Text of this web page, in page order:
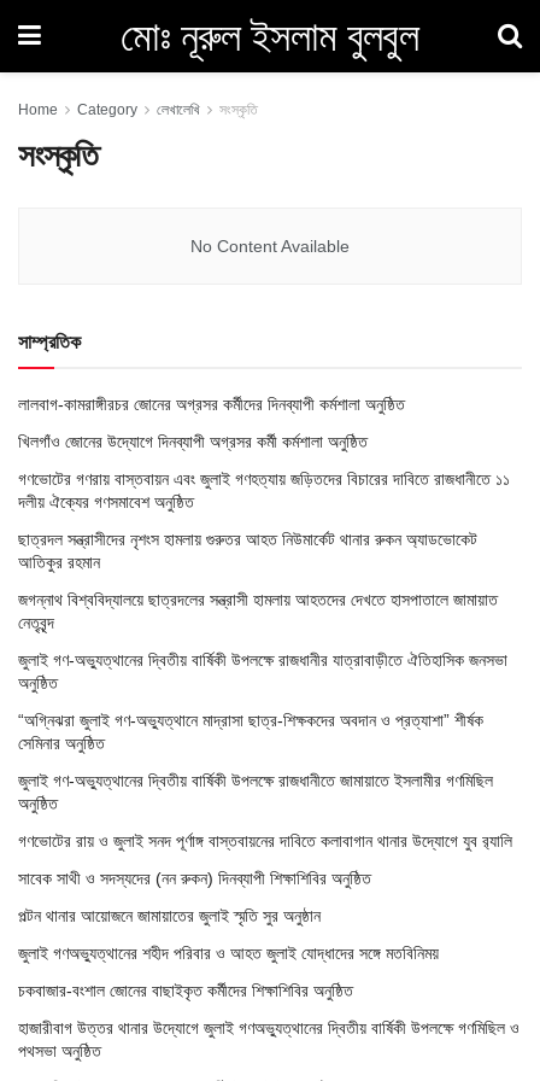
মোঃ নূরুল ইসলাম বুলবুল
Home Category লেখালেখি সংস্কৃতি
সংস্কৃতি
No Content Available
সাম্প্রতিক
লালবাগ-কামরাঙ্গীরচর জোনের অগ্রসর কর্মীদের দিনব্যাপী কর্মশালা অনুষ্ঠিত
খিলগাঁও জোনের উদ্যোগে দিনব্যাপী অগ্রসর কর্মী কর্মশালা অনুষ্ঠিত
গণভোটের গণরায় বাস্তবায়ন এবং জুলাই গণহত্যায় জড়িতদের বিচারের দাবিতে রাজধানীতে ১১
দলীয় ঐক্যের গণসমাবেশ অনুষ্ঠিত
ছাত্রদল সন্ত্রাসীদের নৃশংস হামলায় গুরুতর আহত নিউমার্কেট থানার রুকন অ্যাডভোকেট
আতিকুর রহমান
জগন্নাথ বিশ্ববিদ্যালয়ে ছাত্রদলের সন্ত্রাসী হামলায় আহতদের দেখতে হাসপাতালে জামায়াত
নেতৃবৃন্দ
জুলাই গণ-অভ্যুত্থানের দ্বিতীয় বার্ষিকী উপলক্ষে রাজধানীর যাত্রাবাড়ীতে ঐতিহাসিক জনসভা
অনুষ্ঠিত
“অগ্নিঝরা জুলাই গণ-অভ্যুত্থানে মাদ্রাসা ছাত্র-শিক্ষকদের অবদান ও প্রত্যাশা” শীর্ষক
সেমিনার অনুষ্ঠিত
জুলাই গণ-অভ্যুত্থানের দ্বিতীয় বার্ষিকী উপলক্ষে রাজধানীতে জামায়াতে ইসলামীর গণমিছিল
অনুষ্ঠিত
গণভোটের রায় ও জুলাই সনদ পূর্ণাঙ্গ বাস্তবায়নের দাবিতে কলাবাগান থানার উদ্যোগে যুব র‌্যালি
সাবেক সাথী ও সদস্যদের (নন রুকন) দিনব্যাপী শিক্ষাশিবির অনুষ্ঠিত
পল্টন থানার আয়োজনে জামায়াতের জুলাই স্মৃতি সুর অনুষ্ঠান
জুলাই গণঅভ্যুত্থানের শহীদ পরিবার ও আহত জুলাই যোদ্ধাদের সঙ্গে মতবিনিময়
চকবাজার-বংশাল জোনের বাছাইকৃত কর্মীদের শিক্ষাশিবির অনুষ্ঠিত
হাজারীবাগ উত্তর থানার উদ্যোগে জুলাই গণঅভ্যুত্থানের দ্বিতীয় বার্ষিকী উপলক্ষে গণমিছিল ও
পথসভা অনুষ্ঠিত